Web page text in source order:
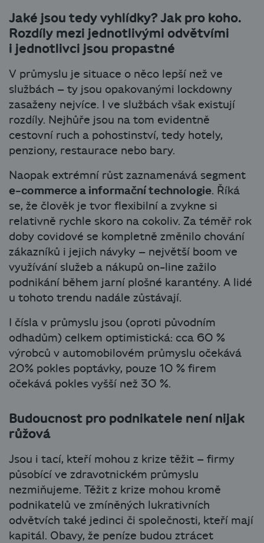
Jaké jsou tedy vyhlídky? Jak pro koho.
Rozdíly mezi jednotlivými odvětvími
i jednotlivci jsou propastné
V průmyslu je situace o něco lepší než ve
službách – ty jsou opakovanými lockdowny
zasaženy nejvíce. I ve službách však existují
rozdíly. Nejhůře jsou na tom evidentně
cestovní ruch a pohostinství, tedy hotely,
penziony, restaurace nebo bary.
Naopak extrémní růst zaznamenává segment
e-commerce a informační technologie. Říká
se, že člověk je tvor flexibilní a zvykne si
relativně rychle skoro na cokoliv. Za téměř rok
doby covidové se kompletně změnilo chování
zákazníků i jejich návyky – největší boom ve
využívání služeb a nákupů on-line zažilo
podnikání během jarní plošné karantény. A lidé
u tohoto trendu nadále zůstávají.
I čísla v průmyslu jsou (oproti původním
odhadům) celkem optimistická: cca 60 %
výrobců v automobilovém průmyslu očekává
20% pokles poptávky, pouze 10 % firem
očekává pokles vyšší než 30 %.
Budoucnost pro podnikatele není nijak
růžová
Jsou i tací, kteří mohou z krize těžit – firmy
působící ve zdravotnickém průmyslu
nezmiňujeme. Těžit z krize mohou kromě
podnikatelů ve zmíněných lukrativních
odvětvích také jedinci či společnosti, kteří mají
kapitál. Obavy, že peníze budou ztrácet